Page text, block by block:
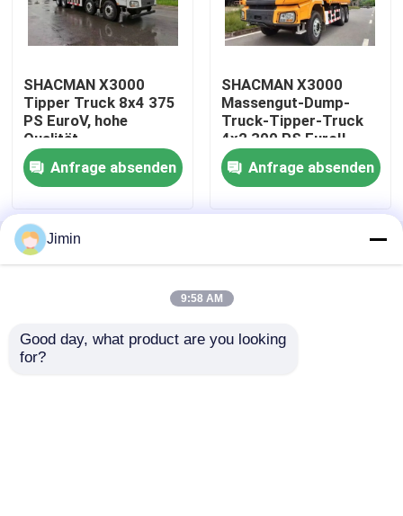
Schwerer Kipplaster
Traktor-LKW
LKW-LKW
Mischer-LKW
Spezialfahrzeuge
SHACMAN X3000
Tipper Truck 8x4 375
PS EuroV, hohe
Qualität
Anfrage absenden
SHACMAN X3000
Massengut-Dump-
Truck-Tipper-Truck
4x2 300 PS EuroII
Gelb
Anfrage absenden
Startseite
Sitemap
Datenschutz-Bestimmungen
QualitätSchwerer KipplasterChina
Jimin
9:58 AM
Good day, what product are you looking
for?